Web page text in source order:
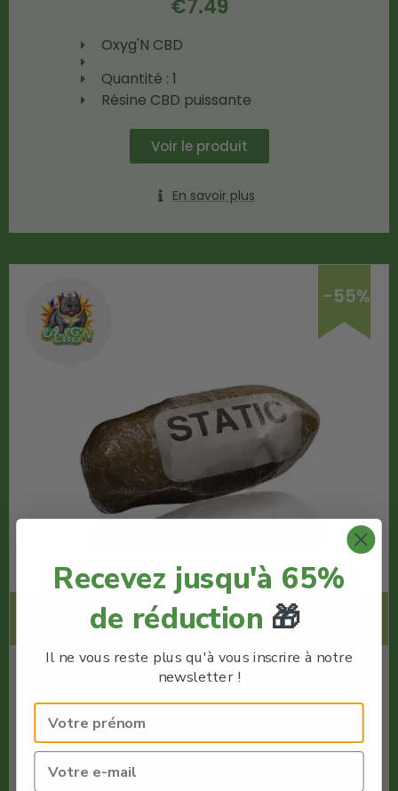
€7.49
Oxyg'N CBD
Quantité : 1
Résine CBD puissante
Voir le produit
En savoir plus
-55%
Hash Static Olive CBD 33% – Oxyg’N CBD
Code Promo -55% :
LACREMEDUCBD
€14.00
€6.30
Oxyg'N CBD
Quantité : 1
Recevez jusqu'à 65%
de réduction 🎁
Il ne vous reste plus qu'à vous inscrire à notre
newsletter !